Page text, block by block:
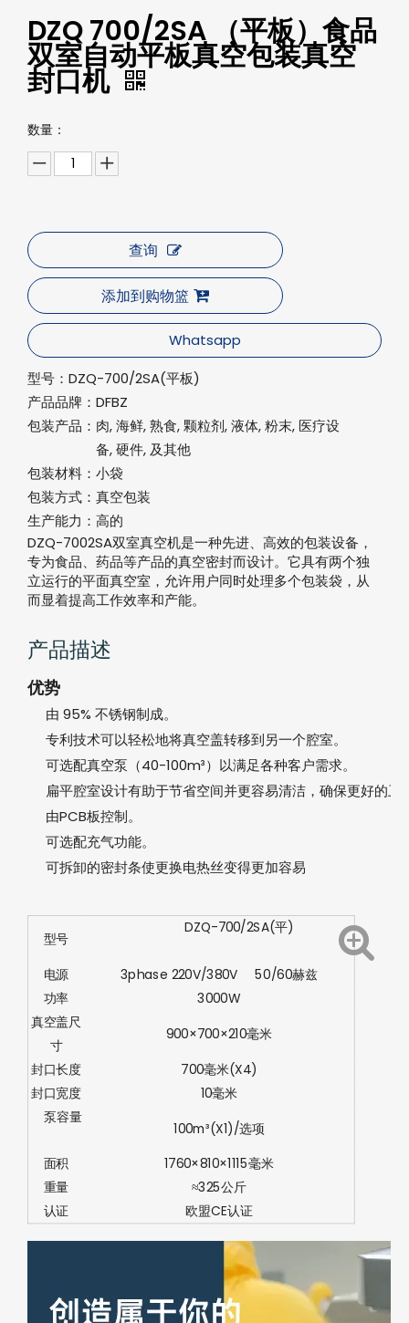
DZQ 700/2SA （平板）食品
双室自动平板真空包装真空
封口机
数量：
查询
添加到购物篮
Whatsapp
型号： DZQ-700/2SA(平板)
产品品牌： DFBZ
包装产品： 肉, 海鲜, 熟食, 颗粒剂, 液体, 粉末, 医疗设
备, 硬件, 及其他
包装材料： 小袋
包装方式： 真空包装
生产能力： 高的
DZQ-7002SA双室真空机是一种先进、高效的包装设备，
专为食品、药品等产品的真空密封而设计。它具有两个独
立运行的平面真空室，允许用户同时处理多个包装袋，从
而显着提高工作效率和产能。
产品描述
优势
由 95% 不锈钢制成。
专利技术可以轻松地将真空盖转移到另一个腔室。
可选配真空泵（40-100m³）以满足各种客户需求。
扁平腔室设计有助于节省空间并更容易清洁，确保更好的卫
由PCB板控制。
可选配充气功能。
可拆卸的密封条使更换电热丝变得更加容易
型号
DZQ-700/2SA(平)
电源 3phase 220V/380V 50/60赫兹
功率
3000W
真空盖尺
寸
900×700×210毫米
封口长度 700毫米(X4)
封口宽度
10毫米
泵容量
100m³(X1)/选项
面积
1760×810×1115毫米
重量
≈325公斤
认证 欧盟CE认证